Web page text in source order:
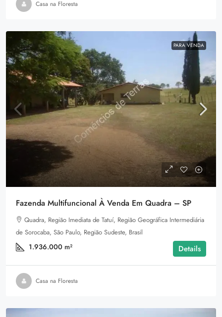
Casa na Floresta
PARA VENDA
Fazenda Multifuncional À Venda Em Quadra – SP
Quadra, Região Imediata de Tatuí, Região Geográfica Intermediária
de Sorocaba, São Paulo, Região Sudeste, Brasil
1.936.000 m² Details
Casa na Floresta